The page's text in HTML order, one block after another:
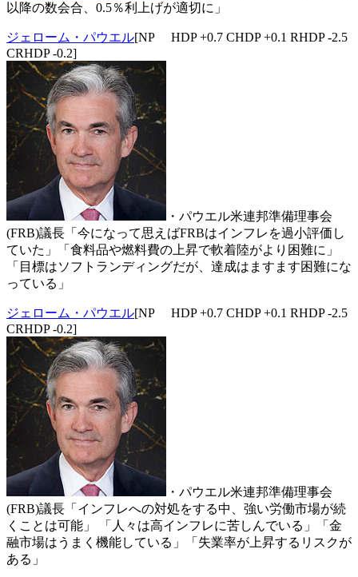
以降の数会合、0.5％利上げが適切に」
ジェローム・パウエル[NP HDP +0.7 CHDP +0.1 RHDP -2.5
CRHDP -0.2]
・パウエル米連邦準備理事会
(FRB)議長「今になって思えばFRBはインフレを過小評価し
ていた」「食料品や燃料費の上昇で軟着陸がより困難に」
「目標はソフトランディングだが、達成はますます困難にな
っている」
ジェローム・パウエル[NP HDP +0.7 CHDP +0.1 RHDP -2.5
CRHDP -0.2]
・パウエル米連邦準備理事会
(FRB)議長「インフレへの対処をする中、強い労働市場が続
くことは可能」 「人々は高インフレに苦しんでいる」「金
融市場はうまく機能している」「失業率が上昇するリスクが
ある」